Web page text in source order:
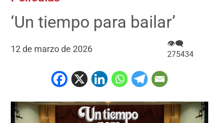
‘Un tiempo para bailar’
12 de marzo de 2026
👁‍🗨
275434